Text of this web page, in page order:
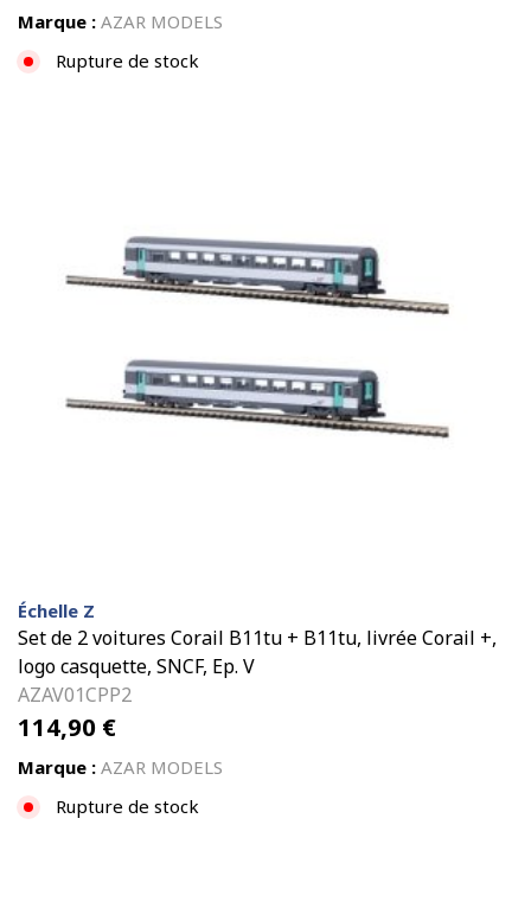
Marque : AZAR MODELS
Rupture de stock
Échelle Z
Set de 2 voitures Corail B11tu + B11tu, livrée Corail +,
logo casquette, SNCF, Ep. V
AZAV01CPP2
114,90 €
Marque : AZAR MODELS
Rupture de stock